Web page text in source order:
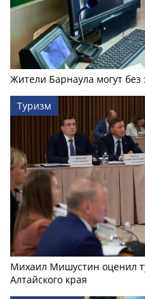
Жители Барнаула могут
Туризм
Михаил Мишустин оценил
Алтайского края